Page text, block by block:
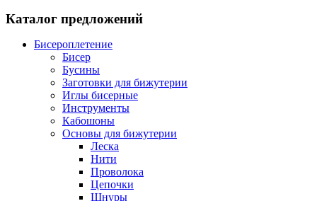
Каталог предложений
Бисероплетение
Бисер
Бусины
Заготовки для бижутерии
Иглы бисерные
Инструменты
Кабошоны
Основы для бижутерии
Леска
Нити
Проволока
Цепочки
Шнуры